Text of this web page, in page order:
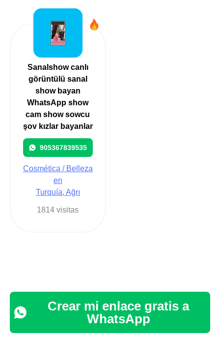
Sanalshow canlı
görüntülü sanal
show bayan
WhatsApp show
cam show sowcu
şov kızlar bayanlar
905367839535
Cosmética / Belleza
en
Turquía, Ağrı
1814 visitas
Crear mi enlace gratis a
WhatsApp